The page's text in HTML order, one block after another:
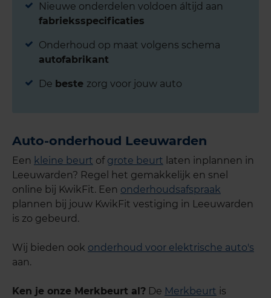
Nieuwe onderdelen voldoen áltijd aan
fabrieksspecificaties
Onderhoud op maat volgens schema
autofabrikant
De beste zorg voor jouw auto
Auto-onderhoud Leeuwarden
Een kleine beurt of grote beurt laten inplannen in
Leeuwarden? Regel het gemakkelijk en snel
online bij KwikFit. Een onderhoudsafspraak
plannen bij jouw KwikFit vestiging in Leeuwarden
is zo gebeurd.
Wij bieden ook onderhoud voor elektrische auto's
aan.
Ken je onze Merkbeurt al? De Merkbeurt is